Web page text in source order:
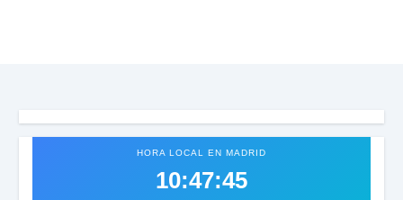
HORA LOCAL EN MADRID
10:47:47